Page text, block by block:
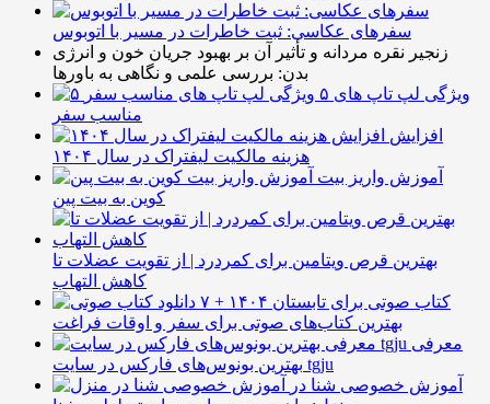
سفرهای عکاسی: ثبت خاطرات در مسیر با اتوبوس
زنجیر نقره مردانه و تأثیر آن بر بهبود جریان خون و انرژی
بدن: بررسی علمی و نگاهی به باورها
۵ ویژگی لپ تاپ های
مناسب سفر
افزایش
هزینه مالکیت لیفتراک در سال ۱۴۰۴
آموزش واریز بیت
کوین به بیت پین
بهترین قرص ویتامین برای کمردرد | از تقویت عضلات تا
کاهش التهاب
۷ کتاب صوتی برای تابستان ۱۴۰۴ +
بهترین کتاب‌های صوتی برای سفر و اوقات فراغت
معرفی
بهترین بونوس‌های فارکس در سایت tgju
آموزش خصوصی شنا در